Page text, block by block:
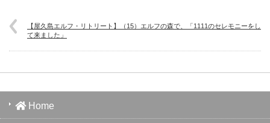
【屋久島エルフ・リトリート】（15）エルフの森で、「1111のセレモニーをし
て来ました」
Home